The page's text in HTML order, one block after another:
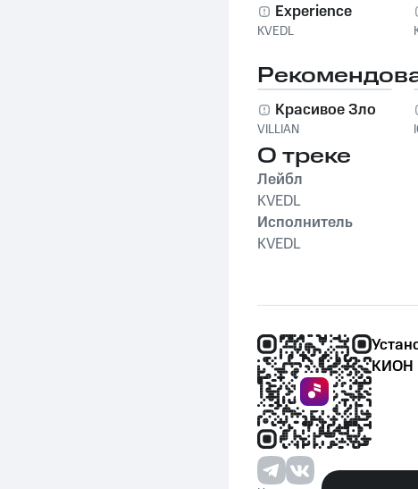
Experience
KVEDL
Красивое Зло
VILLIAN
О треке
Лейбл
KVEDL
Исполнитель
KVEDL
КИОН